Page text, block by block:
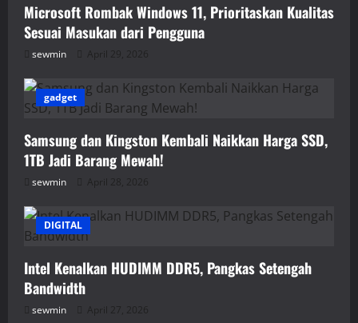
Microsoft Rombak Windows 11, Prioritaskan Kualitas
Sesuai Masukan dari Pengguna
sewmin April 29, 2026
gadget
Samsung dan Kingston Kembali Naikkan Harga SSD,
1TB Jadi Barang Mewah!
sewmin April 28, 2026
DIGITAL
Intel Kenalkan HUDIMM DDR5, Pangkas Setengah
Bandwidth
sewmin April 27, 2026